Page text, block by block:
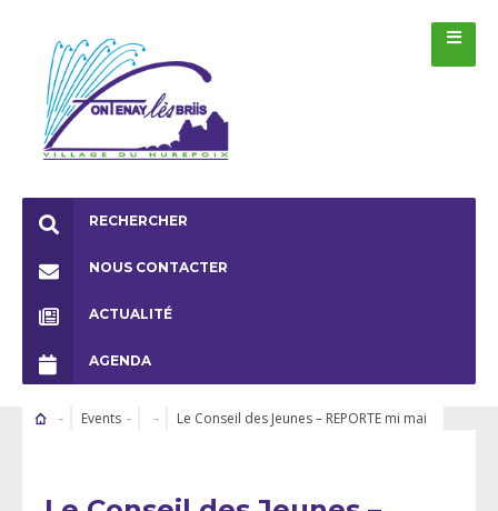
RECHERCHER
NOUS CONTACTER
ACTUALITÉ
AGENDA
Events Le Conseil des Jeunes – REPORTE mi mai